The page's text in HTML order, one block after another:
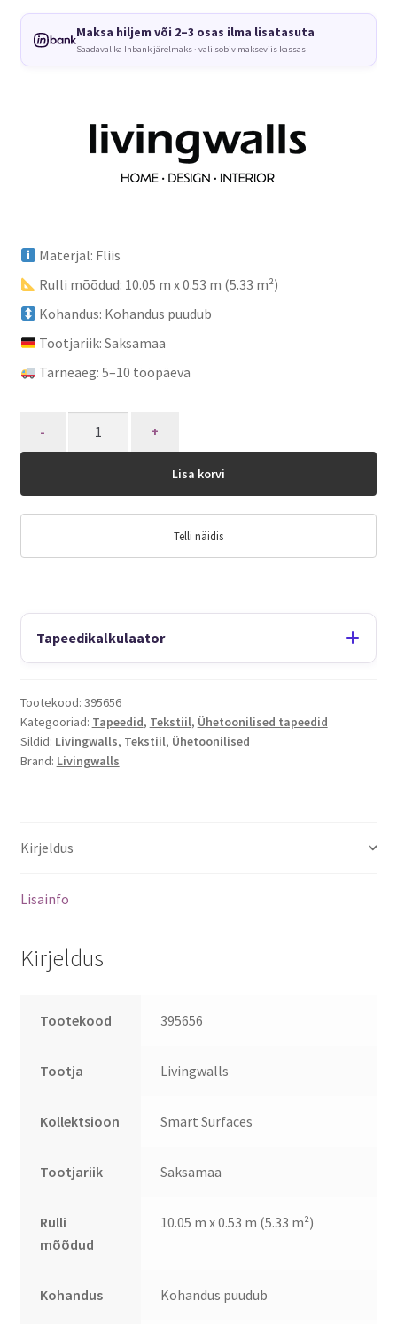
Maksa hiljem või 2–3 osas ilma lisatasuta
Saadaval ka Inbank järelmaks · vali sobiv makseviis kassas
Materjal: Fliis
Rulli mõõdud: 10.05 m x 0.53 m (5.33 m²)
Kohandus: Kohandus puudub
Tootjariik: Saksamaa
Tarneaeg: 5–10 tööpäeva
Lisa korvi
Telli näidis
Tapeedikalkulaator
Tootekood: 395656
Kategooriad: Tapeedid, Tekstiil, Ühetoonilised tapeedid
Sildid: Livingwalls, Tekstiil, Ühetoonilised
Brand: Livingwalls
Kirjeldus
Lisainfo
Kirjeldus
Tootekood 395656
Tootja Livingwalls
Kollektsioon Smart Surfaces
Tootjariik Saksamaa
Rulli
mõõdud
10.05 m x 0.53 m (5.33 m²)
Kohandus Kohandus puudub